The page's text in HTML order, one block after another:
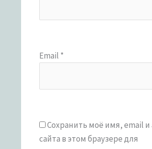
Email *
Сохранить моё имя, email и
сайта в этом браузере для